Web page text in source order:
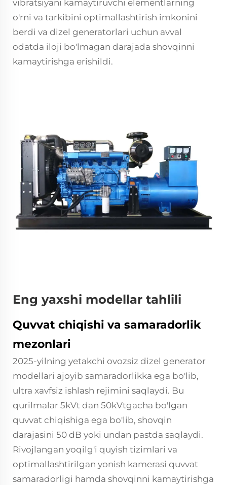
vibratsiyani kamaytiruvchi elementlarning
o'rni va tarkibini optimallashtirish imkonini
berdi va dizel generatorlari uchun avval
odatda iloji bo'lmagan darajada shovqinni
kamaytirishga erishildi.
Eng yaxshi modellar tahlili
Quvvat chiqishi va samaradorlik
mezonlari
2025-yilning yetakchi ovozsiz dizel generator
modellari ajoyib samaradorlikka ega bo'lib,
ultra xavfsiz ishlash rejimini saqlaydi. Bu
qurilmalar 5kVt dan 50kVtgacha bo'lgan
quvvat chiqishiga ega bo'lib, shovqin
darajasini 50 dB yoki undan pastda saqlaydi.
Rivojlangan yoqilg'i quyish tizimlari va
optimallashtirilgan yonish kamerasi quvvat
samaradorligi hamda shovqinni kamaytirishga